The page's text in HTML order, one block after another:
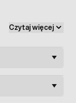
Czytaj więcej